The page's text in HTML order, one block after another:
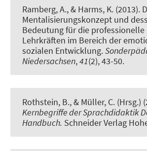
Ramberg, A., & Harms, K. (2013).
Mentalisierungskonzept und
Bedeutung für die
Lehrkräften im Bereich der
sozialen Entwicklung.
Niedersachsen,41(2), 43-50.
Rothstein, B., & Müller, C. (Hrsg.)
Kernbegriffe der Sprachdidaktik
Handbuch. Schneider Verlag